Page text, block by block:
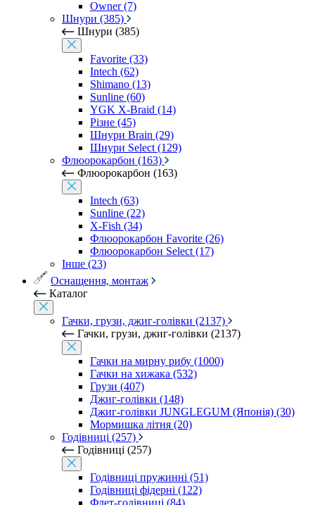
Owner (7)
Шнури (385)
Шнури (385)
Favorite (33)
Intech (62)
Shimano (13)
Sunline (60)
YGK X-Braid (14)
Різне (45)
Шнури Brain (29)
Шнури Select (129)
Флюорокарбон (163)
Флюорокарбон (163)
Intech (63)
Sunline (22)
X-Fish (34)
Флюорокарбон Favorite (26)
Флюорокарбон Select (17)
Інше (23)
Оснащення, монтаж
Каталог
Гачки, грузи, джиг-голівки (2137)
Гачки, грузи, джиг-голівки (2137)
Гачки на мирну рибу (1000)
Гачки на хижака (532)
Грузи (407)
Джиг-голівки (148)
Джиг-голівки JUNGLEGUM (Японія) (30)
Мормишка літня (20)
Годівниці (257)
Годівниці (257)
Годівниці пружинні (51)
Годівниці фідерні (122)
Флет-годівниці (84)